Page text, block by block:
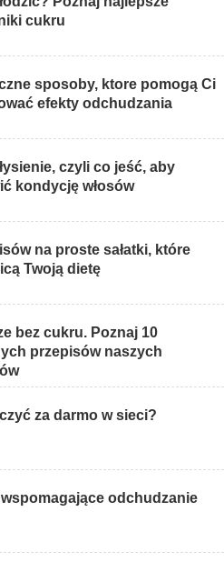
cukru
sposoby, ktore pomogą Ci
efekty odchudzania
czyli co jeść, aby
kondycję włosów
na proste sałatki, które
Twoją dietę
bez cukru. Poznaj 10
przepisów naszych
za darmo w sieci?
wspomagające odchudzanie